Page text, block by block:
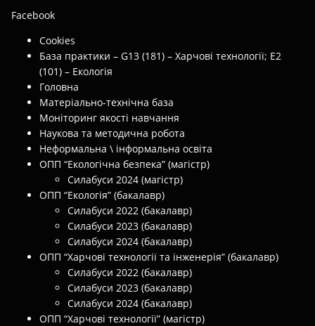
Facebook
Cookies
База практики – G13 (181) – Харчові технології; E2
(101) – Екологія
Головна
Матеріально-технічна база
Моніторинг якості навчання
Наукова та методична робота
Неформальна \ інформальна освіта
ОПП “Екологічна безпека” (магістр)
Силабуси 2024 (магістр)
ОПП “Екологія” (бакалавр)
Силабуси 2022 (бакалавр)
Силабуси 2023 (бакалавр)
Силабуси 2024 (бакалавр)
ОПП “Харчові технології та інженерія” (бакалавр)
Силабуси 2022 (бакалавр)
Силабуси 2023 (бакалавр)
Силабуси 2024 (бакалавр)
ОПП “Харчові технології” (магістр)